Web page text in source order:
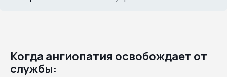
Когда ангиопатия освобождает от
службы: